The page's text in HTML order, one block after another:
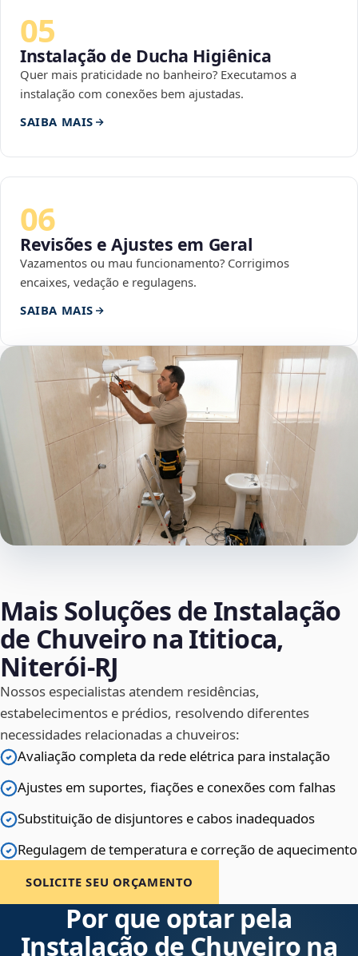
05
Instalação de Ducha Higiênica
Quer mais praticidade no banheiro? Executamos a
instalação com conexões bem ajustadas.
SAIBA MAIS
06
Revisões e Ajustes em Geral
Vazamentos ou mau funcionamento? Corrigimos
encaixes, vedação e regulagens.
SAIBA MAIS
Mais Soluções de Instalação
de Chuveiro na Ititioca,
Niterói‑RJ
Nossos especialistas atendem residências,
estabelecimentos e prédios, resolvendo diferentes
necessidades relacionadas a chuveiros:
Avaliação completa da rede elétrica para instalação
Ajustes em suportes, fiações e conexões com falhas
Substituição de disjuntores e cabos inadequados
Regulagem de temperatura e correção de aquecimento
SOLICITE SEU ORÇAMENTO
Por que optar pela
Instalação de Chuveiro na